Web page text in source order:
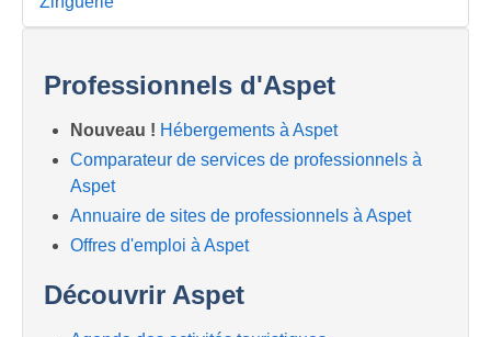
Professionnels d'Aspet
Nouveau ! Hébergements à Aspet
Comparateur de services de professionnels à
Aspet
Annuaire de sites de professionnels à Aspet
Offres d'emploi à Aspet
Découvrir Aspet